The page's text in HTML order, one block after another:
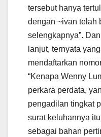
tersebut hanya
dengan ~ivan telah
selengkapnya”.
lanjut, ternyata
mendaftarkan
“Kenapa Wenny
perkara perdata,
pengadilan tingkat
surat keluhannya
sebagai bahan